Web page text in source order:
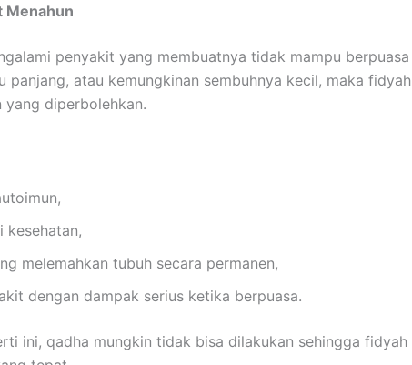
Menahun
penyakit yang membuatnya tidak mampu berpuasa
panjang, atau kemungkinan sembuhnya kecil, maka fidyah
yang diperbolehkan.
kesehatan,
melemahkan tubuh secara permanen,
dengan dampak serius ketika berpuasa.
ini, qadha mungkin tidak bisa dilakukan sehingga fidyah